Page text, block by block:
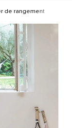
de rangement